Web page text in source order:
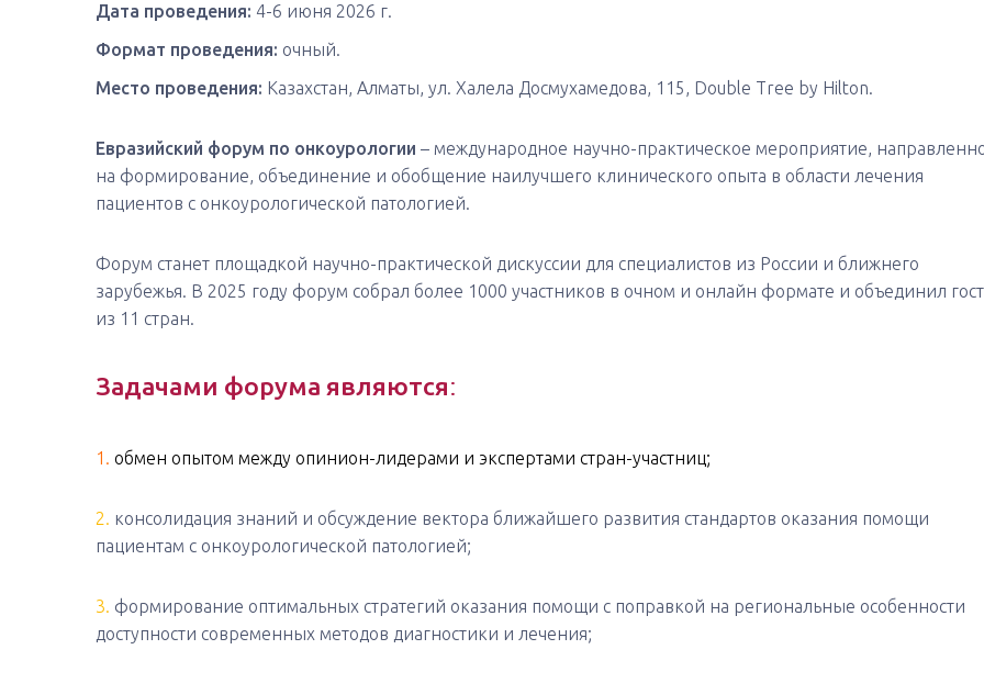
Дата проведения: 4-6 июня 2026 г.
Формат проведения: очный.
Место проведения: Казахстан, Алматы, ул. Халела Досмухамедова, 115, Double Tree by Hilton.
Евразийский форум по онкоурологии – международное научно-практическое мероприятие,
на формирование, объединение и обобщение наилучшего клинического опыта в области лечения
пациентов с онкоурологической патологией.
Форум станет площадкой научно-практической дискуссии для специалистов из России и ближнего
зарубежья. В 2025 году форум собрал более 1000 участников в очном и онлайн формате и объединил
из 11 стран.
Задачами форума являются:
1. обмен опытом между опинион-лидерами и экспертами стран-участниц;
2. консолидация знаний и обсуждение вектора ближайшего развития стандартов оказания помощи
пациентам с онкоурологической патологией;
3. формирование оптимальных стратегий оказания помощи с поправкой на региональные особенности
доступности современных методов диагностики и лечения;